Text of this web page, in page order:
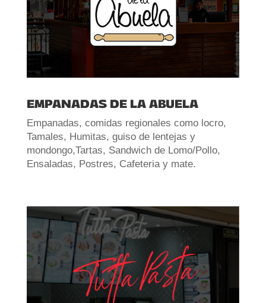
EMPANADAS DE LA ABUELA
Empanadas, comidas regionales como locro,
Tamales, Humitas, guiso de lentejas y
mondongo,Tartas, Sandwich de Lomo/Pollo,
Ensaladas, Postres, Cafeteria y mate.